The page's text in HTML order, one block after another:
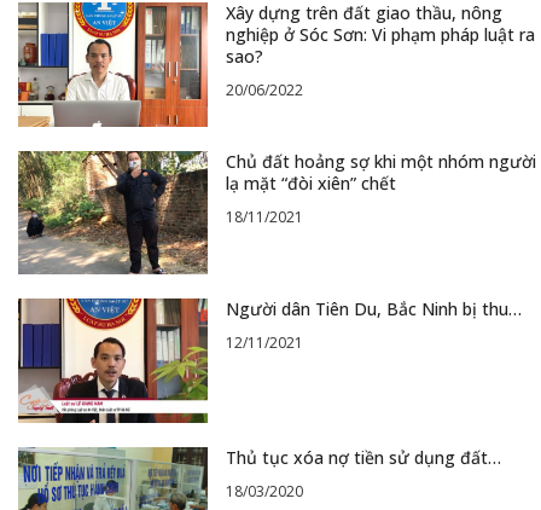
Xây dựng trên đất giao thầu, nông
nghiệp ở Sóc Sơn: Vi phạm pháp luật ra
sao?
20/06/2022
Chủ đất hoảng sợ khi một nhóm người
lạ mặt “đòi xiên” chết
18/11/2021
Người dân Tiên Du, Bắc Ninh bị thu…
12/11/2021
Thủ tục xóa nợ tiền sử dụng đất…
18/03/2020